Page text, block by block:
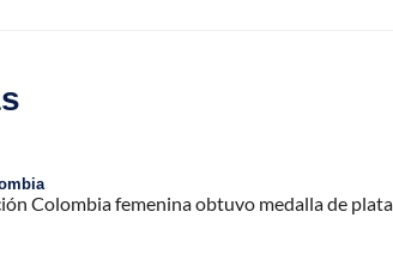
Colombia femenina obtuvo medalla de